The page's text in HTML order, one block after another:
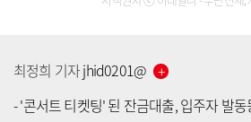
최정희 기자jhid0201@
-'콘서트 티켓팅' 된 잔금대출, 입주자 발